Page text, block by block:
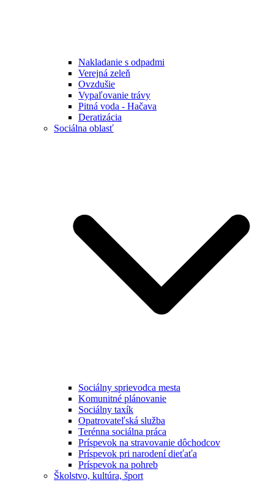
Nakladanie s odpadmi
Verejná zeleň
Ovzdušie
Vypaľovanie trávy
Pitná voda - Hačava
Deratizácia
Sociálna oblasť
Sociálny sprievodca mesta
Komunitné plánovanie
Sociálny taxík
Opatrovateľská služba
Terénna sociálna práca
Príspevok na stravovanie dôchodcov
Príspevok pri narodení dieťaťa
Príspevok na pohreb
Školstvo, kultúra, šport